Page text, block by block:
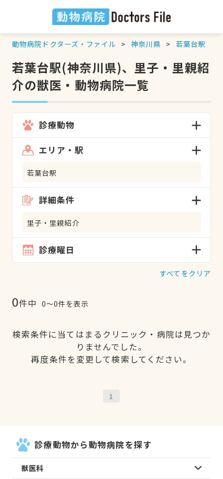
動物病院ドクターズ・ファイル 神奈川県 若葉台駅
若葉台駅(神奈川県)、里子・里親紹
介の獣医・動物病院一覧
診療動物
エリア・駅
若葉台駅
詳細条件
里子・里親紹介
診療曜日
すべてをクリア
0件中 0〜0件を表示
検索条件に当てはまるクリニック・病院は見つか
りませんでした。
再度条件を変更して検索してください。
1
診療動物から動物病院を探す
獣医科